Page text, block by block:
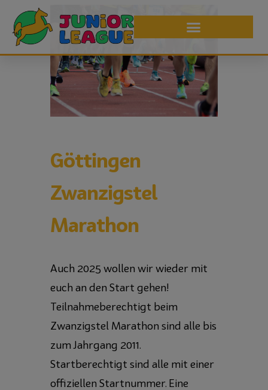
Göttingen
Zwanzigstel
Marathon
Auch 2025 wollen wir wieder mit
euch an den Start gehen!
Teilnahmeberechtigt beim
Zwanzigstel Marathon sind alle bis
zum Jahrgang 2011.
Startberechtigt sind alle mit einer
offiziellen Startnummer. Eine